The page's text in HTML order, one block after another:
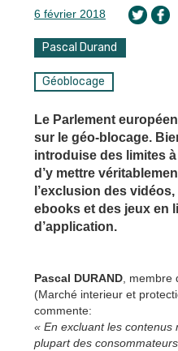
6 février 2018
Pascal Durand
Géoblocage
Le Parlement
sur le géo-blocage.
introduise des limites
d’y mettre
l’exclusion des
ebooks et des jeux en
d’application.
Pascal DURAND ,
(Marché interieur et
commente:
« En excluant les contenus
plupart des